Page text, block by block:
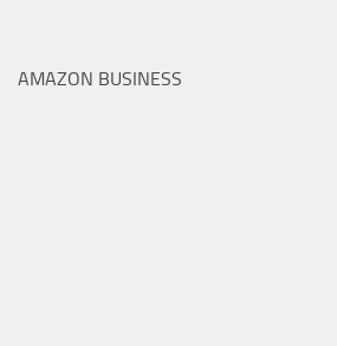
AMAZON BUSINESS